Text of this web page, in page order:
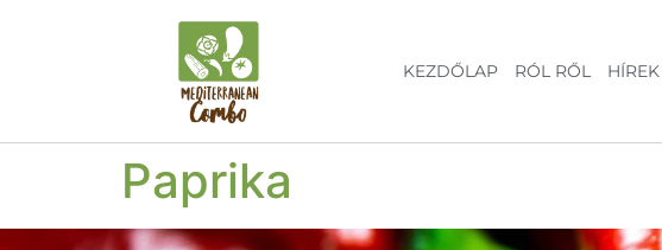
KEZDŐLAP RÓL RŐL HÍREK
Paprika